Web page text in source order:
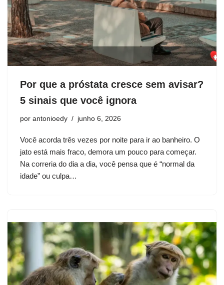
Por que a próstata cresce sem avisar?
5 sinais que você ignora
por antonioedy junho 6, 2026
Você acorda três vezes por noite para ir ao banheiro. O
jato está mais fraco, demora um pouco para começar.
Na correria do dia a dia, você pensa que é “normal da
idade” ou culpa…